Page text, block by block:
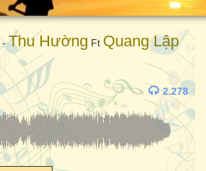
-Thu Hường Ft Quang Lập
2.278